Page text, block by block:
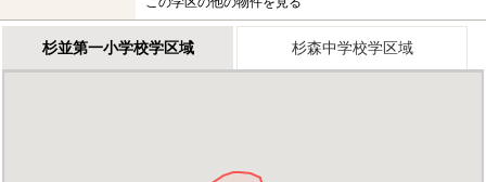
杉並第一小学校学区域 杉森中学校学区域